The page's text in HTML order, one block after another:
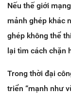
Nếu thế giới
mảnh ghép khác
ghép không thể
lại tìm cách chặn
Trong thời đại
triển “mạnh như